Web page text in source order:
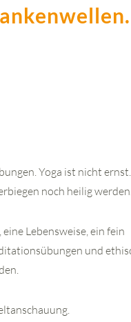
Yoga ist nicht ernst.
noch heilig
Lebensweise, ein fein
und